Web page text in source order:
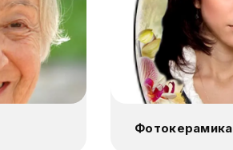
Фотокерамика